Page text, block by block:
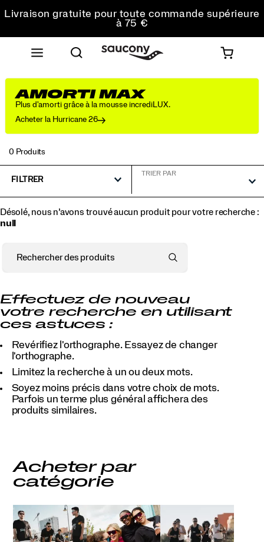
Livraison gratuite pour toute commande supérieure
à 75 €
Retours gratuits sur toutes les commandes
Obtenez 10 % de réduction sur votre première
AMORTI MAX
Plus d'amorti grâce à la mousse incrediLUX.
Acheter la Hurricane 26
0 Produits
FILTRER
TRIER PAR
Désolé, nous n’avons trouvé aucun produit pour votre recherche :
null
Effectuez de nouveau
votre recherche en utilisant
ces astuces :
Revérifiez l'orthographe. Essayez de changer
l'orthographe.
Limitez la recherche à un ou deux mots.
Soyez moins précis dans votre choix de mots.
Parfois un terme plus général affichera des
produits similaires.
Acheter par
catégorie